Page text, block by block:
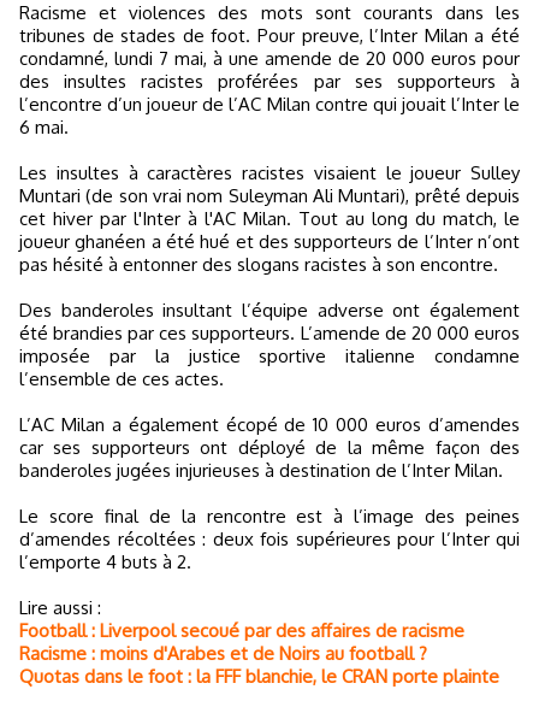
Racisme et violences des mots sont courants dans les
tribunes de stades de foot. Pour preuve, l’Inter Milan a été
condamné, lundi 7 mai, à une amende de 20 000 euros pour
des insultes racistes proférées par ses supporteurs à
l’encontre d’un joueur de l’AC Milan contre qui jouait l’Inter le
6 mai.
Les insultes à caractères racistes visaient le joueur Sulley
Muntari (de son vrai nom Suleyman Ali Muntari), prêté depuis
cet hiver par l'Inter à l'AC Milan. Tout au long du match, le
joueur ghanéen a été hué et des supporteurs de l’Inter n’ont
pas hésité à entonner des slogans racistes à son encontre.
Des banderoles insultant l’équipe adverse ont également
été brandies par ces supporteurs. L’amende de 20 000 euros
imposée par la justice sportive italienne condamne
l’ensemble de ces actes.
L’AC Milan a également écopé de 10 000 euros d’amendes
car ses supporteurs ont déployé de la même façon des
banderoles jugées injurieuses à destination de l’Inter Milan.
Le score final de la rencontre est à l’image des peines
d’amendes récoltées : deux fois supérieures pour l’Inter qui
l’emporte 4 buts à 2.
Lire aussi :
Football : Liverpool secoué par des affaires de racisme
Racisme : moins d'Arabes et de Noirs au football ?
Quotas dans le foot : la FFF blanchie, le CRAN porte plainte